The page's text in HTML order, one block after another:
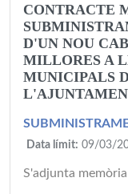
CONTRACTE
D'UN NOU
MILLORES A
MUNICIPALS
Data límit: 09/03/
S'adjunta